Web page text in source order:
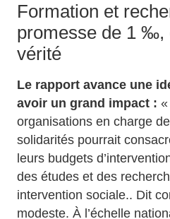
Formation et
promesse de 1 ‰,
vérité
Le rapport avance une
avoir un grand impact : «
organisations en charge
solidarités pourrait
leurs budgets
des études et des
intervention sociale.. Dit
modeste. À l’échelle